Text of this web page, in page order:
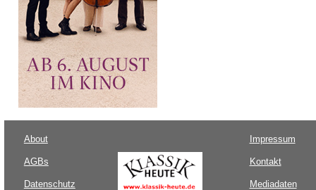
About
AGBs
Datenschutz
Impressum
Kontakt
Mediadaten